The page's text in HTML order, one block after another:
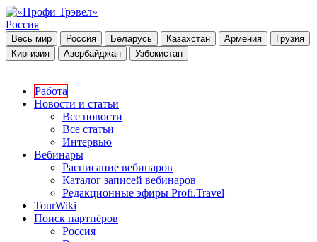
Россия
Весь мир Россия Беларусь Казахстан Армения
Грузия
Киргизия
Азербайджан Узбекистан
Работа
Новости и статьи
Все новости
Все статьи
Интервью
Вебинары
Расписание вебинаров
Каталог записей вебинаров
Редакционные эфиры Profi.Travel
TourWiki
Поиск партнёров
Россия